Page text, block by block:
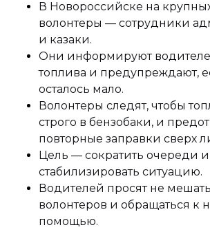
В Новороссийске на
волонтеры — сотрудники
и казаки.
Они информируют
топлива и предупреждают,
осталось мало.
Волонтеры следят, чтобы
строго в бензобаки, и
повторные заправки сверх
Цель — сократить очереди и
стабилизировать ситуацию.
Водителей просят не
волонтеров и обращаться к
помощью.